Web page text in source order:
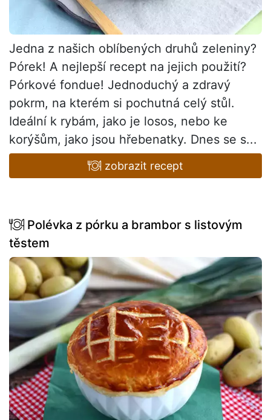
Jedna z našich oblíbených druhů zeleniny?
Pórek! A nejlepší recept na jejich použití?
Pórkové fondue! Jednoduchý a zdravý
pokrm, na kterém si pochutná celý stůl.
Ideální k rybám, jako je losos, nebo ke
korýšům, jako jsou hřebenatky. Dnes se s...
zobrazit recept
Polévka z pórku a brambor s listovým
těstem